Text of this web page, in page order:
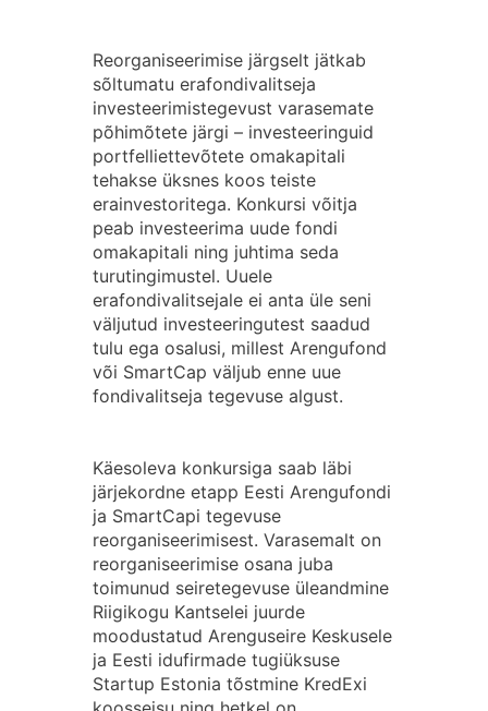
Reorganiseerimise järgselt jätkab
sõltumatu erafondivalitseja
investeerimistegevust varasemate
põhimõtete järgi – investeeringuid
portfelliettevõtete omakapitali
tehakse üksnes koos teiste
erainvestoritega. Konkursi võitja
peab investeerima uude fondi
omakapitali ning juhtima seda
turutingimustel. Uuele
erafondivalitsejale ei anta üle seni
väljutud investeeringutest saadud
tulu ega osalusi, millest Arengufond
või SmartCap väljub enne uue
fondivalitseja tegevuse algust.
Käesoleva konkursiga saab läbi
järjekordne etapp Eesti Arengufondi
ja SmartCapi tegevuse
reorganiseerimisest. Varasemalt on
reorganiseerimise osana juba
toimunud seiretegevuse üleandmine
Riigikogu Kantselei juurde
moodustatud Arenguseire Keskusele
ja Eesti idufirmade tugiüksuse
Startup Estonia tõstmine KredExi